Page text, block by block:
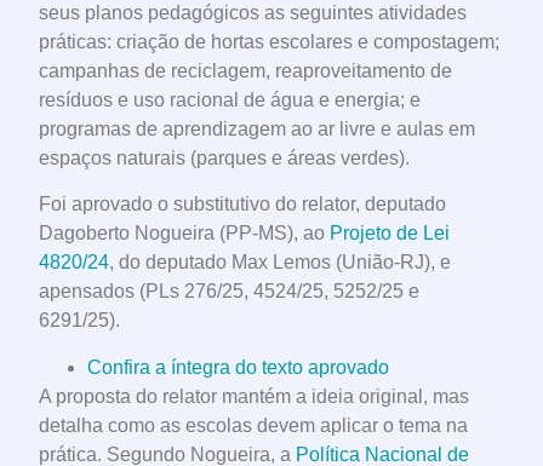
seus planos pedagógicos as seguintes atividades
práticas: criação de hortas escolares e compostagem;
campanhas de reciclagem, reaproveitamento de
resíduos e uso racional de água e energia; e
programas de aprendizagem ao ar livre e aulas em
espaços naturais (parques e áreas verdes).
Foi aprovado o substitutivo do relator, deputado
Dagoberto Nogueira (PP-MS), ao Projeto de Lei
4820/24, do deputado Max Lemos (União-RJ), e
apensados (PLs 276/25, 4524/25, 5252/25 e
6291/25).
Confira a íntegra do texto aprovado
A proposta do relator mantém a ideia original, mas
detalha como as escolas devem aplicar o tema na
prática. Segundo Nogueira, a Política Nacional de